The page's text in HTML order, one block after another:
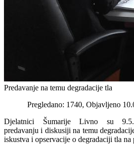
Predavanje na temu degradacije tla
Pregledano: 1740, Objavljeno
Djelatnici Šumarije Livno su
predavanju i diskusiji na temu
iskustva i opservacije o degradaciji tla na